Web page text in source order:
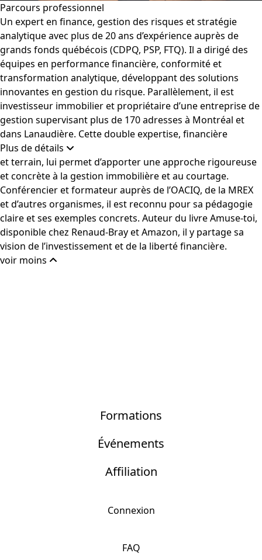
Parcours professionnel
Un expert en finance, gestion des risques et stratégie
analytique avec plus de 20 ans d’expérience auprès de
grands fonds québécois (CDPQ, PSP, FTQ). Il a dirigé des
équipes en performance financière, conformité et
transformation analytique, développant des solutions
innovantes en gestion du risque. Parallèlement, il est
investisseur immobilier et propriétaire d’une entreprise de
gestion supervisant plus de 170 adresses à Montréal et
dans Lanaudière. Cette double expertise, financière
Plus de détails
et terrain, lui permet d’apporter une approche rigoureuse
et concrète à la gestion immobilière et au courtage.
Conférencier et formateur auprès de l’OACIQ, de la MREX
et d’autres organismes, il est reconnu pour sa pédagogie
claire et ses exemples concrets. Auteur du livre Amuse-toi,
disponible chez Renaud-Bray et Amazon, il y partage sa
vision de l’investissement et de la liberté financière.
voir moins
Formations
Événements
Affiliation
Connexion
FAQ